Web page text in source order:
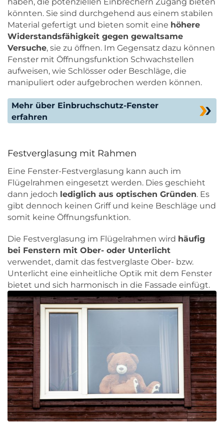
könnten. Sie sind durchgehend aus einem stabilen
Material gefertigt und bieten somit eine höhere
Widerstandsfähigkeit gegen gewaltsame
Versuche, sie zu öffnen. Im Gegensatz dazu können
Fenster mit Öffnungsfunktion Schwachstellen
aufweisen, wie Schlösser oder Beschläge, die
manipuliert oder aufgebrochen werden können.
Mehr über Einbruchschutz-Fenster
erfahren
Festverglasung mit Rahmen
Eine Fenster-Festverglasung kann auch im
Flügelrahmen eingesetzt werden. Dies geschieht
dann jedoch lediglich aus optischen Gründen. Es
gibt dennoch keinen Griff und keine Beschläge und
somit keine Öffnungsfunktion.
Die Festverglasung im Flügelrahmen wird häufig
bei Fenstern mit Ober- oder Unterlicht
verwendet, damit das festverglaste Ober- bzw.
Unterlicht eine einheitliche Optik mit dem Fenster
bietet und sich harmonisch in die Fassade einfügt.